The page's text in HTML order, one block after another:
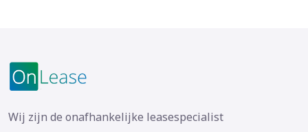
Wij zijn de onafhankelijke leasespecialist